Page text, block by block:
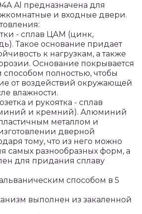
Al предназначена для
и входные двери.
- сплав ЦАМ (цинк,
Такое основание придает
к нагрузкам, а также
Основание покрывается
способом полностью, чтобы
от воздействий окружающей
влажности.
и рукоятка - сплав
и кремний). Алюминий
металлом и
дверной
тому, что из него можно
самых разнообразных форм, а
для придания сплаву
способом в 5
выполнен из закаленной